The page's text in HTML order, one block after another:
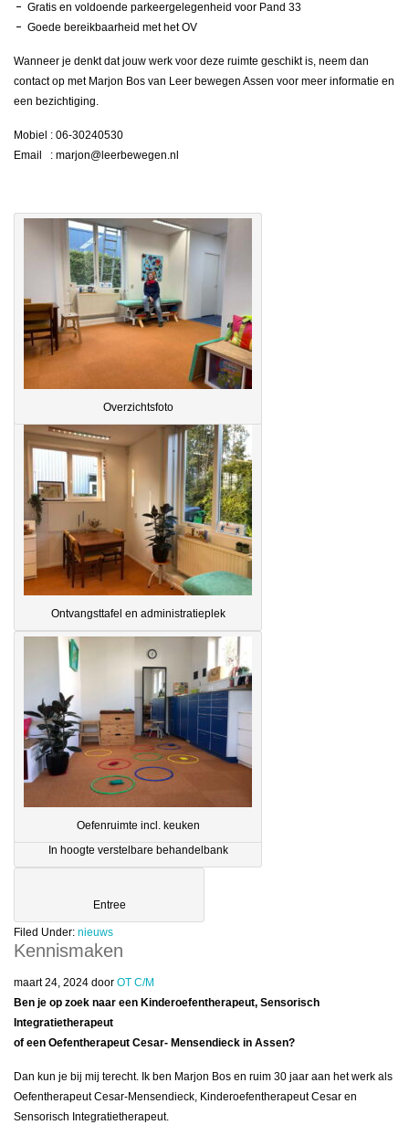
Gratis en voldoende parkeergelegenheid voor Pand 33
Goede bereikbaarheid met het OV
Wanneer je denkt dat jouw werk voor deze ruimte geschikt is, neem dan
contact op met Marjon Bos van Leer bewegen Assen voor meer informatie en
een bezichtiging.
Mobiel : 06-30240530
Email : marjon@leerbewegen.nl
Overzichtsfoto
Ontvangsttafel en administratieplek
Oefenruimte incl. keuken
In hoogte verstelbare behandelbank
Entree
Filed Under: nieuws
Kennismaken
maart 24, 2024 door OT C/M
Ben je op zoek naar een Kinderoefentherapeut, Sensorisch
Integratietherapeut
of een Oefentherapeut Cesar- Mensendieck in Assen?
Dan kun je bij mij terecht. Ik ben Marjon Bos en ruim 30 jaar aan het werk als
Oefentherapeut Cesar-Mensendieck, Kinderoefentherapeut Cesar en
Sensorisch Integratietherapeut.